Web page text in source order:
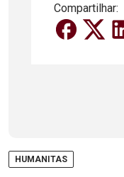
Compartilhar:
HUMANITAS